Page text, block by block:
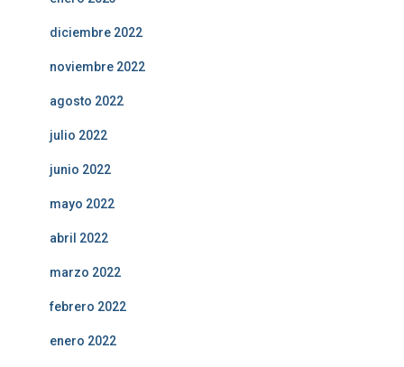
diciembre 2022
noviembre 2022
agosto 2022
julio 2022
junio 2022
mayo 2022
abril 2022
marzo 2022
febrero 2022
enero 2022